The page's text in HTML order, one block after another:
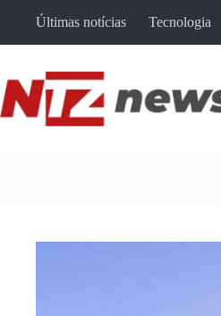
Últimas notícias Tecnologia